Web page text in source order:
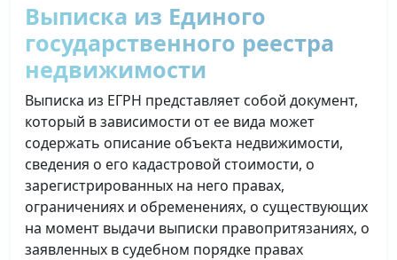
Выписка из Единого
государственного реестра
недвижимости
Выписка из ЕГРН представляет собой документ,
который в зависимости от ее вида может
содержать описание объекта недвижимости,
сведения о его кадастровой стоимости, о
зарегистрированных на него правах,
ограничениях и обременениях, о существующих
на момент выдачи выписки правопритязаниях, о
заявленных в судебном порядке правах